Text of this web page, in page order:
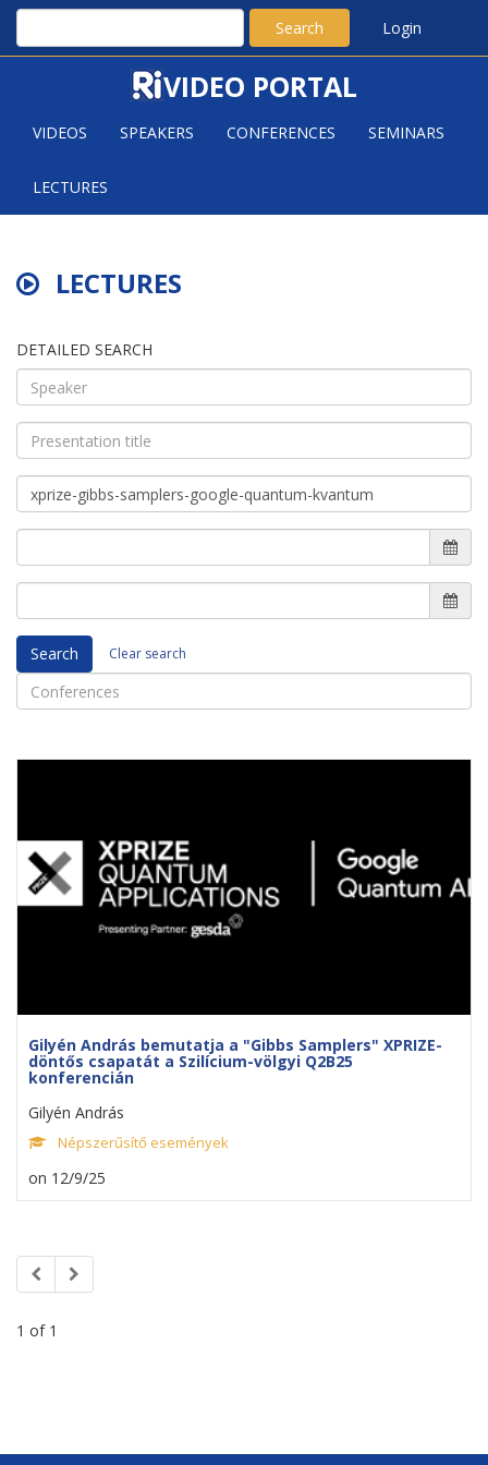
Search Login
VIDEO PORTAL
VIDEOS SPEAKERS CONFERENCES SEMINARS
LECTURES
LECTURES
DETAILED SEARCH
Search Clear search
Gilyén András bemutatja a "Gibbs Samplers" XPRIZE-
döntős csapatát a Szilícium-völgyi Q2B25
konferencián
Gilyén András
Népszerűsítő események
on 12/9/25
1 of 1